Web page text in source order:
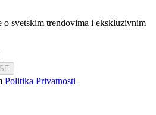
o svetskim trendovima i ekskluzivnim
Politika Privatnosti